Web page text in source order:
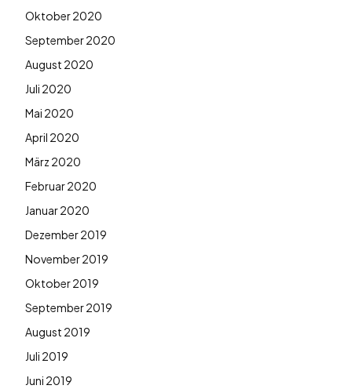
Oktober 2020
September 2020
August 2020
Juli 2020
Mai 2020
April 2020
März 2020
Februar 2020
Januar 2020
Dezember 2019
November 2019
Oktober 2019
September 2019
August 2019
Juli 2019
Juni 2019